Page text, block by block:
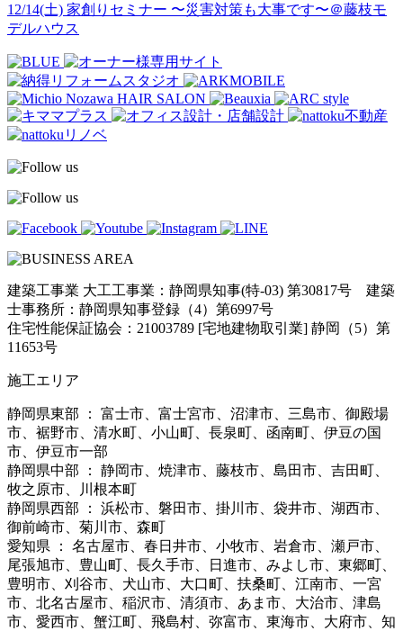
12/14(土) 家創りセミナー 〜災害対策も大事です〜＠藤枝モ
デルハウス
建築工事業 大工工事業：静岡県知事(特-03) 第30817号 建築
士事務所：静岡県知事登録（4）第6997号
住宅性能保証協会：21003789 [宅地建物取引業] 静岡（5）第
11653号
施工エリア
静岡県東部 ： 富士市、富士宮市、沼津市、三島市、御殿場
市、裾野市、清水町、小山町、長泉町、函南町、伊豆の国
市、伊豆市一部
静岡県中部 ： 静岡市、焼津市、藤枝市、島田市、吉田町、
牧之原市、川根本町
静岡県西部 ： 浜松市、磐田市、掛川市、袋井市、湖西市、
御前崎市、菊川市、森町
愛知県 ： 名古屋市、春日井市、小牧市、岩倉市、瀬戸市、
尾張旭市、豊山町、長久手市、日進市、みよし市、東郷町、
豊明市、刈谷市、犬山市、大口町、扶桑町、江南市、一宮
市、北名古屋市、稲沢市、清須市、あま市、大治市、津島
市、愛西市、蟹江町、飛島村、弥富市、東海市、大府市、知